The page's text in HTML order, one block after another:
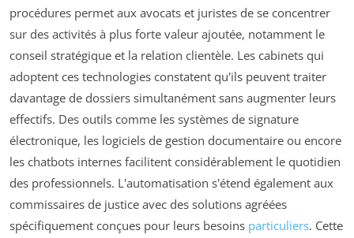
procédures permet aux avocats et juristes de se concentrer
sur des activités à plus forte valeur ajoutée, notamment le
conseil stratégique et la relation clientèle. Les cabinets qui
adoptent ces technologies constatent qu'ils peuvent traiter
davantage de dossiers simultanément sans augmenter leurs
effectifs. Des outils comme les systèmes de signature
électronique, les logiciels de gestion documentaire ou encore
les chatbots internes facilitent considérablement le quotidien
des professionnels. L'automatisation s'étend également aux
commissaires de justice avec des solutions agréées
spécifiquement conçues pour leurs besoins particuliers. Cette